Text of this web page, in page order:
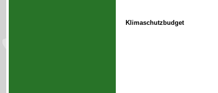
Klimaschutzbudget